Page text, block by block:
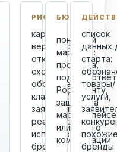
РИСК
карту
вероятности
отказа:
сходные
обозначения,
классы МКТУ,
заявитель и
реальное
использование
бренда
БЮДЖЕТ
понятный
маршрут:
проверка,
подача, ответ
Роспатенту,
защита на
маркетплейсе
или спор о
компенсации
список
данных
старта:
товары/
услуги,
бренды